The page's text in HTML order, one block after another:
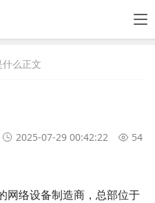
么正文
2025-07-29 00:42:22
54
网络设备制造商，总部位于